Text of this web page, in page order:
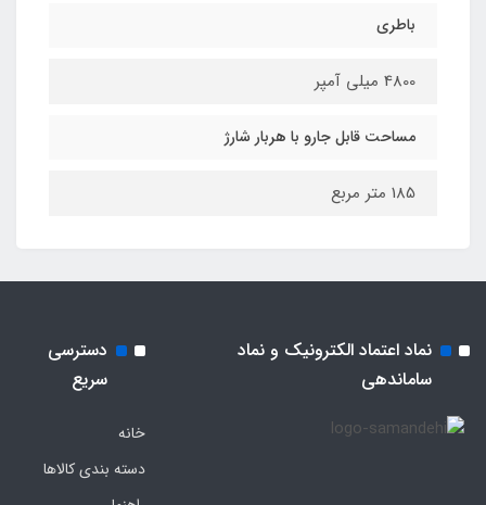
باطری
4800 میلی آمپر
مساحت قابل جارو با هربار شارژ
185 متر مربع
نماد اعتماد الکترونیک و نماد
ساماندهی
دسترسی
سریع
خانه
دسته بندی کالاها